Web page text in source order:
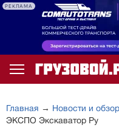
РЕКЛАМА
Главная → Новости и
ЭКСПО Экскаватор Ру